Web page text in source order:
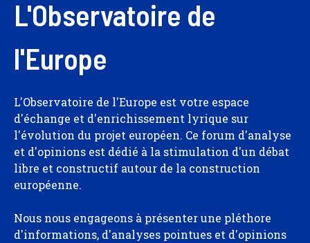
L'Observatoire de
l'Europe
L'Observatoire de l'Europe est votre espace
d'échange et d'enrichissement lyrique sur
l'évolution du projet européen. Ce forum d'analyse
et d'opinions est dédié à la stimulation d'un débat
libre et constructif autour de la construction
européenne.
Nous nous engageons à présenter une pléthore
d'informations, d'analyses pointues et d'opinions